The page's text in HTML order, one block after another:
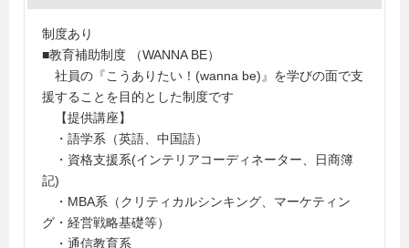
制度あり
■教育補助制度 （WANNA BE）
社員の『こうありたい！(wanna be)』を学びの面で支
援することを目的とした制度です
【提供講座】
・語学系（英語、中国語）
・資格支援系(インテリアコーディネーター、日商簿
記)
・MBA系（クリティカルシンキング、マーケティン
グ・経営戦略基礎等）
・通信教育系